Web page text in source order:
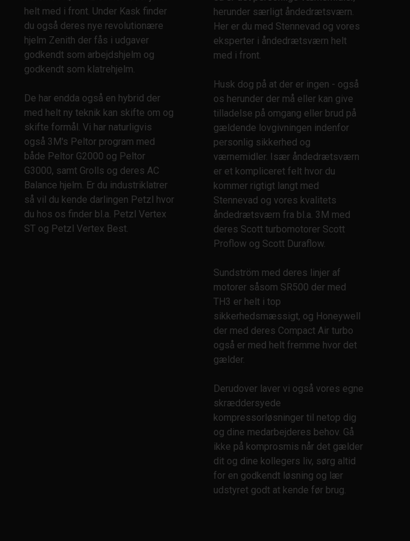
helt med i front. Under Kask finder
du også deres nye revolutionære
hjelm Zenith der fås i udgaver
godkendt som arbejdshjelm og
godkendt som klatrehjelm.
De har endda også en hybrid der
med helt ny teknik kan skifte om og
skifte formål. Vi har naturligvis
også 3M's Peltor program med
både Peltor G2000 og Peltor
G3000, samt Grolls og deres AC
Balance hjelm. Er du industriklatrer
så vil du kende darlingen Petzl hvor
du hos os finder bl.a. Petzl Vertex
ST og Petzl Vertex Best.
herunder særligt åndedrætsværn.
Her er du med Stennevad og vores
eksperter i åndedrætsværn helt
med i front.
Husk dog på at der er ingen - også
os herunder der må eller kan give
tilladelse på omgang eller brud på
gældende lovgivningen indenfor
personlig sikkerhed og
værnemidler. Især åndedrætsværn
er et kompliceret felt hvor du
kommer rigtigt langt med
Stennevad og vores kvalitets
åndedrætsværn fra bl.a. 3M med
deres Scott turbomotorer Scott
Proflow og Scott Duraflow.
Sundström med deres linjer af
motorer såsom SR500 der med
TH3 er helt i top
sikkerhedsmæssigt, og Honeywell
der med deres Compact Air turbo
også er med helt fremme hvor det
gælder.
Derudover laver vi også vores egne
skræddersyede
kompressorløsninger til netop dig
og dine medarbejderes behov. Gå
ikke på komprosmis når det gælder
dit og dine kollegers liv, sørg altid
for en godkendt løsning og lær
udstyret godt at kende før brug.